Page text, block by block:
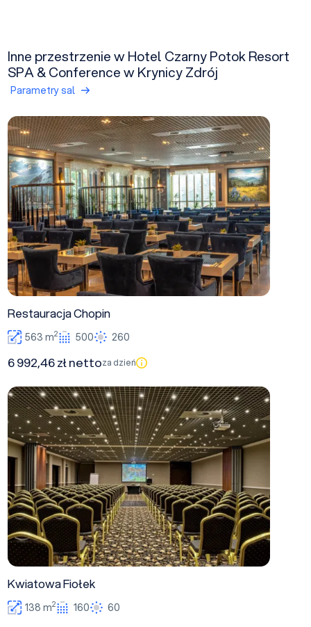
Inne przestrzenie w Hotel Czarny Potok Resort
SPA & Conference w Krynicy Zdrój
Parametry sal
Restauracja Chopin
Restauracja Chopin
563 m2 500 260
6 992,46 zł nettoza dzień
Kwiatowa Fiołek
Kwiatowa Fiołek
138 m2 160 60